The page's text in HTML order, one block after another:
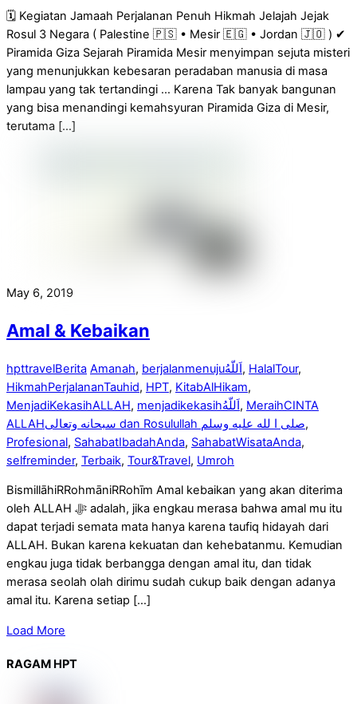
🗓 Kegiatan Jamaah Perjalanan Penuh Hikmah Jelajah Jejak
Rosul 3 Negara ( Palestine 🇵🇸 • Mesir 🇪🇬 • Jordan 🇯🇴 ) ✔
Piramida Giza Sejarah Piramida Mesir menyimpan sejuta misteri
yang menunjukkan kebesaran peradaban manusia di masa
lampau yang tak tertandingi … Karena Tak banyak bangunan
yang bisa menandingi kemahsyuran Piramida Giza di Mesir,
terutama […]
May 6, 2019
Amal & Kebaikan
hpttravelBerita Amanah, berjalanmenuju‎اَللّهُ, HalalTour,
HikmahPerjalananTauhid, HPT, KitabAlHikam,
MenjadiKekasihALLAH, menjadikekasih‎اَللّهُ, MeraihCINTA
ALLAHسبحانه وتعالى dan Rosulullah صلى ا لله عليه وسلم,
Profesional, SahabatIbadahAnda, SahabatWisataAnda,
selfreminder, Terbaik, Tour&Travel, Umroh
BismillāhiRRohmāniRRohīm Amal kebaikan yang akan diterima
oleh ALLAH ﷻ adalah, jika engkau merasa bahwa amal mu itu
dapat terjadi semata mata hanya karena taufiq hidayah dari
ALLAH. Bukan karena kekuatan dan kehebatanmu. Kemudian
engkau juga tidak berbangga dengan amal itu, dan tidak
merasa seolah olah dirimu sudah cukup baik dengan adanya
amal itu. Karena setiap […]
Load More
RAGAM HPT